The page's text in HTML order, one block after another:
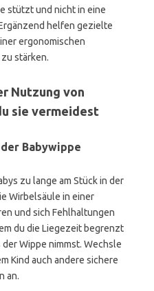
stützt und nicht in eine
helfen gezielte
ergonomischen
stärken.
Nutzung von
sie vermeidest
Babywippe
zu lange am Stück in der
Wirbelsäule in einer
und sich Fehlhaltungen
du die Liegezeit begrenzt
Wippe nimmst. Wechsle
Kind auch andere sichere
an.